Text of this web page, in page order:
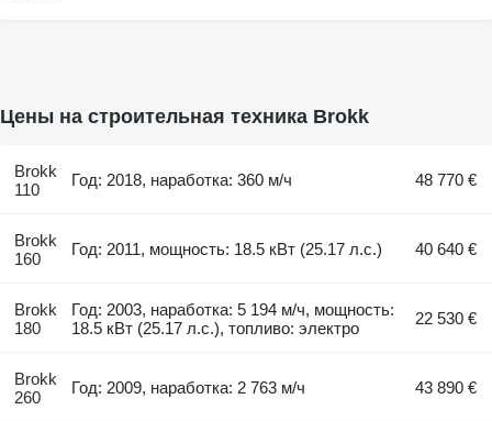
Цены на строительная техника Brokk
Brokk
110
Год: 2018, наработка: 360 м/ч 48 770 €
Brokk
160
Год: 2011, мощность: 18.5 кВт (25.17 л.с.) 40 640 €
Brokk
180
Год: 2003, наработка: 5 194 м/ч, мощность:
18.5 кВт (25.17 л.с.), топливо: электро
22 530 €
Brokk
260
Год: 2009, наработка: 2 763 м/ч 43 890 €